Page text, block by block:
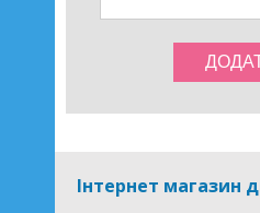
Інтернет магазин